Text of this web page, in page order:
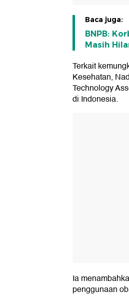
Baca juga:
BNPB:
Masih
Terkait
Kesehatan,
Technology
di Indonesia.
Ia
penggunaan